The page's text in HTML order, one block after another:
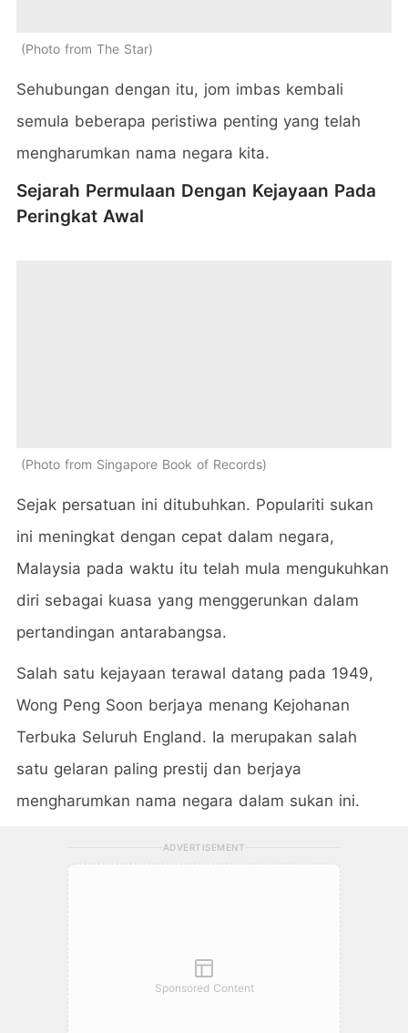
Photo from The Star
Sehubungan dengan itu, jom imbas kembali
semula beberapa peristiwa penting yang telah
mengharumkan nama negara kita.
Sejarah Permulaan Dengan Kejayaan Pada
Peringkat Awal
Photo from Singapore Book of Records
Sejak persatuan ini ditubuhkan. Populariti sukan
ini meningkat dengan cepat dalam negara,
Malaysia pada waktu itu telah mula mengukuhkan
diri sebagai kuasa yang menggerunkan dalam
pertandingan antarabangsa.
Salah satu kejayaan terawal datang pada 1949,
Wong Peng Soon berjaya menang Kejohanan
Terbuka Seluruh England. Ia merupakan salah
satu gelaran paling prestij dan berjaya
mengharumkan nama negara dalam sukan ini.
ADVERTISEMENT
Sponsored Content